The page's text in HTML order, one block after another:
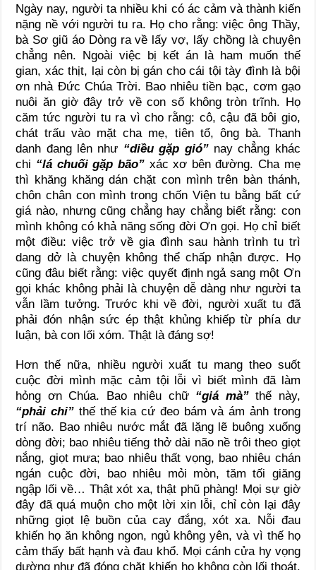
Ngày nay, người ta nhiều khi có ác cảm và thành kiến
nặng nề với người tu ra. Họ cho rằng: việc ông Thầy,
bà Sơ giũ áo Dòng ra về lấy vợ, lấy chồng là chuyện
chẳng nên. Ngoài việc bị kết án là ham muốn thế
gian, xác thịt, lại còn bị gán cho cái tội tày đình là bội
ơn nhà Đức Chúa Trời. Bao nhiêu tiền bạc, cơm gạo
nuôi ăn giờ đây trở về con số không tròn trĩnh. Họ
căm tức người tu ra vì cho rằng: cô, cậu đã bôi gio,
chát trấu vào mặt cha mẹ, tiên tổ, ông bà. Thanh
danh đang lên như “diều gặp gió”nay chẳng khác
chi “lá chuối gặp bão”xác xơ bên đường. Cha mẹ
thì khăng khăng dán chặt con mình trên bàn thánh,
chôn chân con mình trong chốn Viện tu bằng bất cứ
giá nào, nhưng cũng chẳng hay chẳng biết rằng: con
mình không có khả năng sống đời Ơn gọi. Họ chỉ biết
một điều: việc trở về gia đình sau hành trình tu trì
dang dở là chuyện không thể chấp nhận được. Họ
cũng đâu biết rằng: việc quyết định ngả sang một Ơn
gọi khác không phải là chuyện dễ dàng như người ta
vẫn lầm tưởng. Trước khi về đời, người xuất tu đã
phải đón nhận sức ép thật khủng khiếp từ phía dư
luận, bà con lối xóm. Thật là đáng sợ!
Hơn thế nữa, nhiều người xuất tu mang theo suốt
cuộc đời mình mặc cảm tội lỗi vì biết mình đã làm
hỏng ơn Chúa. Bao nhiêu chữ “giá mà”thế này,
“phải chi” thế thế kia cứ đeo bám và ám ảnh trong
trí não. Bao nhiêu nước mắt đã lặng lẽ buông xuống
dòng đời; bao nhiêu tiếng thở dài não nề trôi theo giọt
nắng, giọt mưa; bao nhiêu thất vọng, bao nhiêu chán
ngán cuộc đời, bao nhiêu mỏi mòn, tăm tối giăng
ngập lối về… Thật xót xa, thật phũ phàng! Mọi sự giờ
đây đã quá muộn cho một lời xin lỗi, chỉ còn lại đây
những giọt lệ buồn của cay đắng, xót xa. Nỗi đau
khiến họ ăn không ngon, ngủ không yên, và vì thế họ
cảm thấy bất hạnh và đau khổ. Mọi cánh cửa hy vọng
dường như đã đóng chặt khiến họ không còn lối thoát.